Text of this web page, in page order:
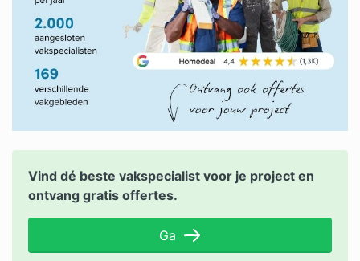
Vind dé beste vakspecialist voor je project en
ontvang gratis offertes.
Ga